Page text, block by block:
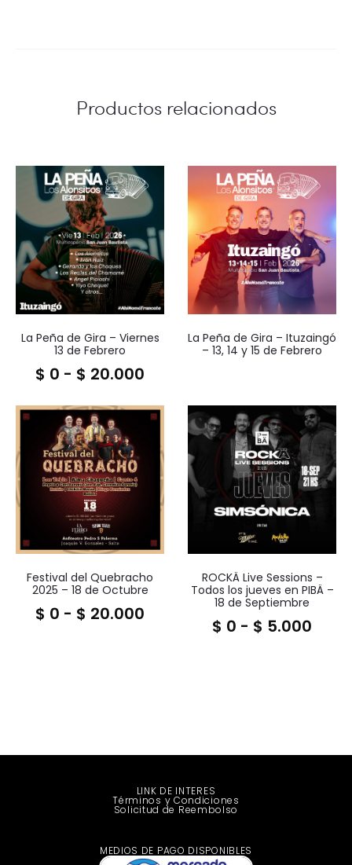
Productos relacionados
La Peña de Gira – Viernes
13 de Febrero
$ 0 - $ 20.000
La Peña de Gira – Ituzaingó
– 13, 14 y 15 de Febrero
Festival del Quebracho
2025 – 18 de Octubre
$ 0 - $ 20.000
ROCKÄ Live Sessions –
Todos los jueves en PIBÄ –
18 de Septiembre
$ 0 - $ 5.000
LINK DE INTERES
Términos y Condiciones
Solicitud de Reembolso
MEDIOS DE PAGO DISPONIBLES